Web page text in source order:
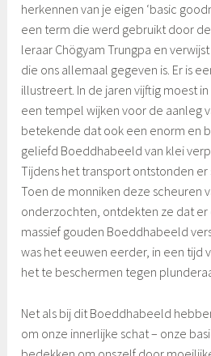
herkennen van je eigen ‘basic
een term die werd gebruikt door
leraar Chögyam Trungpa en
die ons allemaal gegeven is. Er is
illustreert. In de jaren vijftig moest
een tempel wijken voor de aanleg
betekende dat ook een enorm en
geliefd Boeddhabeeld van klei
Tijdens het transport ontstonden er
Toen de monniken deze scheuren
onderzochten, ontdekten ze dat
massief gouden Boeddhabeeld
was het eeuwen eerder, in een tijd
het te beschermen tegen
Net als bij dit Boeddhabeeld
om onze innerlijke schat – onze